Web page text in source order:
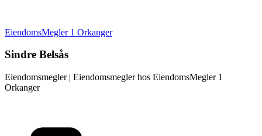
EiendomsMegler 1 Orkanger
Sindre Belsås
Eiendomsmegler| Eiendomsmegler hos EiendomsMegler 1
Orkanger